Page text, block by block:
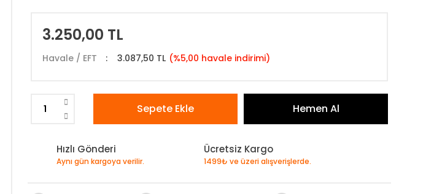
3.250,00 TL
Havale / EFT 3.087,50 TL (%5,00 havale indirimi)
Sepete Ekle Hemen Al
Hızlı Gönderi
Aynı gün kargoya verilir.
Ücretsiz Kargo
1499₺ ve üzeri alışverişlerde.